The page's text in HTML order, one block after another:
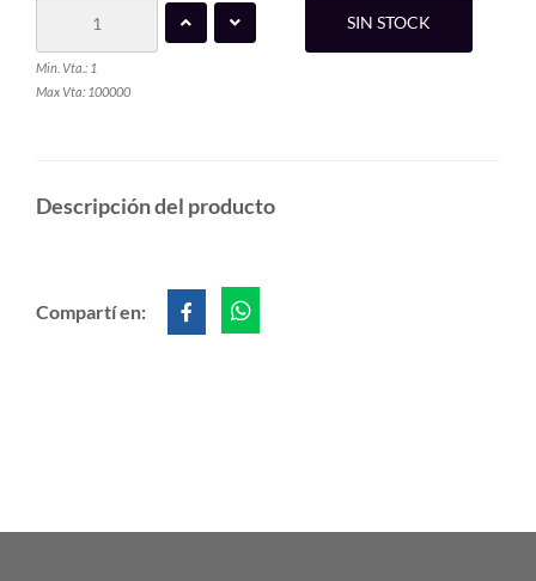
Min. Vta.: 1
Max Vta: 100000
SIN STOCK
Descripción del producto
Compartí en: